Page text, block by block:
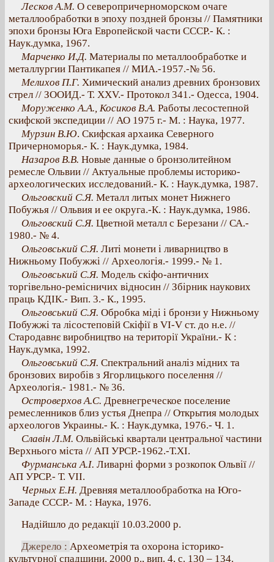
Лесков А.М. О северопричерноморском очаге
металлообработки в эпоху поздней бронзы // Памятники
эпохи бронзы Юга Европейской части СССР.- К. :
Наук.думка, 1967.
Марченко И.Д. Материалы по металлообработке и
металлургии Пантикапея // МИА.-1957.-№ 56.
Мелихов П.Г. Химический анализ древних бронзових
стрел // ЗООИД.- Т. XXV.- Протокол 341.- Одесса, 1904.
Моруженко А.А., Косиков В.А. Работы лесостепной
скифской экспедиции // АО 1975 г.- М. : Наука, 1977.
Мурзин В.Ю. Скифская архаика Северного
Причерноморья.- К. : Наук.думка, 1984.
Назаров В.В. Новые данные о бронзолитейном
ремесле Ольвии // Актуальные проблемы историко-
археологических исследований.- К. : Наук.думка, 1987.
Ольговский С.Я. Металл литых монет Нижнего
Побужья // Ольвия и ее округа.-К. : Наук.думка, 1986.
Ольговский С.Я. Цветной металл с Березани // СА.-
1980.- № 4.
Ольговський С.Я. Литі монети і ливарництво в
Нижньому Побужжі // Археологія.- 1999.- № 1.
Ольговський С.Я. Модель скіфо-античних
торгівельно-ремісничих відносин // Збірник наукових
праць КДІК.- Вип. 3.- К., 1995.
Ольговський С.Я. Обробка міді і бронзи у Нижньому
Побужжі та лісостеповій Скіфії в VI-V ст. до н.е. //
Стародавнє виробництво на території України.- К :
Наук.думка, 1992.
Ольговський С.Я. Спектральний аналіз мідних та
бронзових виробів з Ягорлицького поселення //
Археологія.- 1981.- № 36.
Островерхов А.С. Древнегреческое поселение
ремесленников близ устья Днепра // Открытия молодых
археологов Украины.- К. : Наук.думка, 1976.- Ч. 1.
Славін Л.М. Ольвійські квартали центральної частини
Верхнього міста // АП УРСР.-1962.-Т.ХІ.
Фурманська А.І. Ливарні форми з розкопок Ольвії //
АП УРСР.- Т. VII.
Черных Е.Н. Древняя металлообработка на Юго-
Западе СССР.- М. : Наука, 1976.
Надійшло до редакції 10.03.2000 р.
Джерело : Археометрія та охорона історико-
культурної спадщини, 2000 р., вип. 4, с. 130 – 134.